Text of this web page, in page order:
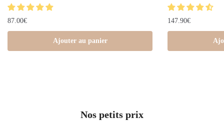
87.00€
Ajouter au panier
147.90€
Nos petits prix